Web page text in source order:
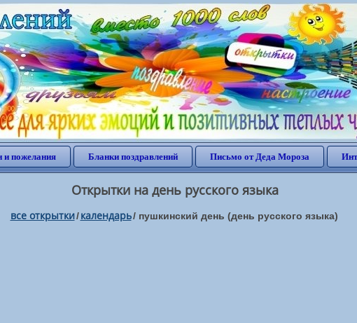
и пожелания Бланки поздравлений Письмо от Деда Мороза
Открытки на день русского языка
все открытки/ календарь/ пушкинский день (день русского языка)